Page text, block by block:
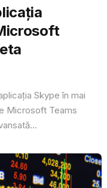
Skype în mai
Microsoft Teams